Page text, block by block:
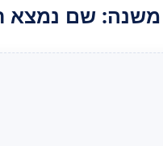
משנה: שם נמצא